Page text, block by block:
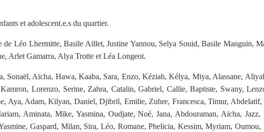
et adolescent.e.s du quartier.
de Léo Lhermitte, Basile Aillet, Justine Yannou, Selya Souid, Basile Manguin,
Arlet Gamarra, Alya Trotte et Léa Longeot.
Sonaël, Aïcha, Hawa, Kaaba, Sara, Enzo, Kéziah, Kélya, Miya, Alassane,
Lorenzo, Serine, Zahra, Catalin, Gabriel, Callie, Baptiste, Swany,
Aya, Adam, Kilyan, Daniel, Djibril, Emilie, Zuhre, Francesca, Timur,
Aminata, Mike, Yasmina, Oudjate, Noé, Jana, Abdouraman, Aïcha,
Gaspard, Milan, Sira, Léo, Romane, Phelicia, Kessim, Myriam,